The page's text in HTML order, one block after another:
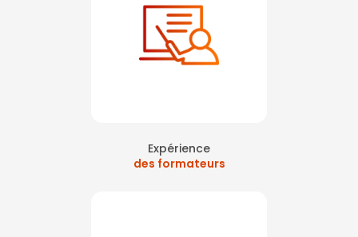
Expérience
des formateurs